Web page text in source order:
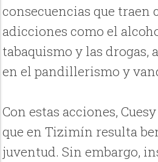
consecuencias que traen
adicciones como el
tabaquismo y las drogas,
en el pandillerismo y
Con estas acciones,
que en Tizimín resulta
juventud. Sin embargo,